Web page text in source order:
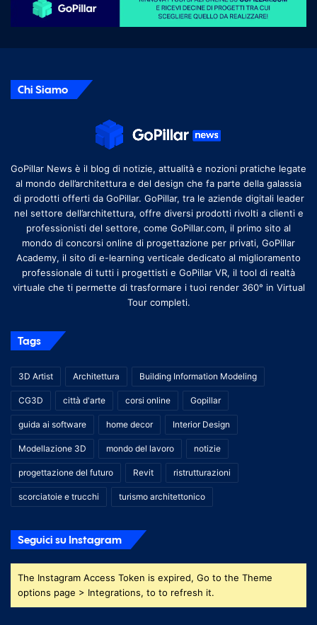
Chi Siamo
GoPillar News è il blog di notizie, attualità e nozioni pratiche legate
al mondo dell’architettura e del design che fa parte della galassia
di prodotti offerti da GoPillar. GoPillar, tra le aziende digitali leader
nel settore dell’architettura, offre diversi prodotti rivolti a clienti e
professionisti del settore, come GoPillar.com, il primo sito al
mondo di concorsi online di progettazione per privati, GoPillar
Academy, il sito di e-learning verticale dedicato al miglioramento
professionale di tutti i progettisti e GoPillar VR, il tool di realtà
virtuale che ti permette di trasformare i tuoi render 360° in Virtual
Tour completi.
Tags
3D Artist Architettura Building Information Modeling
CG3D città d'arte corsi online Gopillar
guida ai software home decor Interior Design
Modellazione 3D mondo del lavoro notizie
progettazione del futuro Revit ristrutturazioni
scorciatoie e trucchi turismo architettonico
Seguici su Instagram
The Instagram Access Token is expired, Go to the Theme
options page > Integrations, to to refresh it.